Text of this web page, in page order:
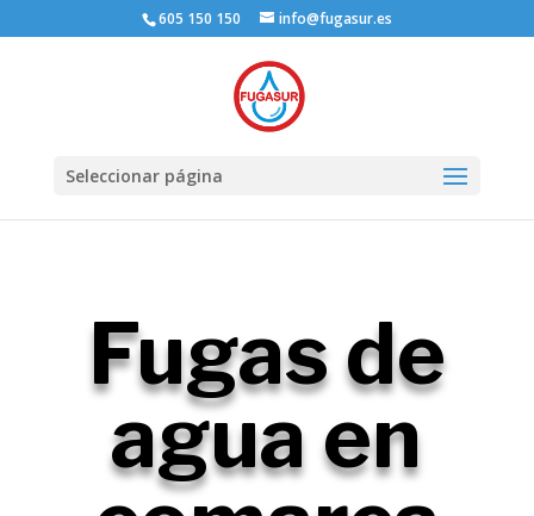
605 150 150 info@fugasur.es
Seleccionar página
Fugas de
agua en